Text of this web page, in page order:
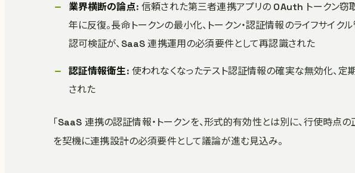
業界横断の論点: 信頼された第三者連携アプリの OAuth トーク
年に反復。長命トークンの最小化、トークン・認証情報のライフサイク
認可検証が、SaaS 連携運用の必須要件として再認識された
認証情報衛生: 使われなくなったテスト認証情報の確実な無効化、
された
「SaaS 連携の認証情報・トークンを、形式的有効性とは別に、行使時点
を契機に連携設計の必須要件として議論が進む見込み。